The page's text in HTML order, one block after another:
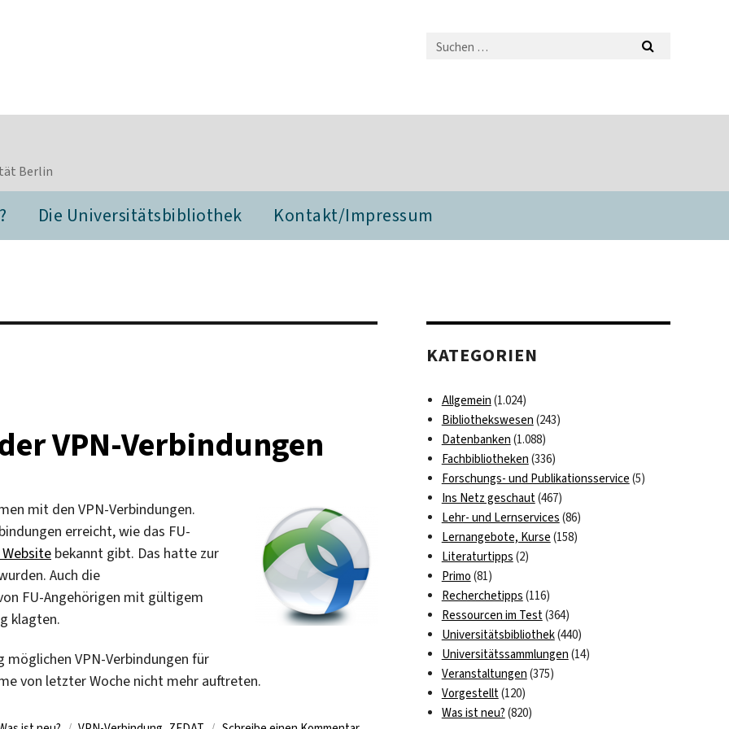
Berlin
Die Universitätsbibliothek Kontakt/Impressum
VPN-Verbindungen
mit den VPN-Verbindungen.
erreicht, wie das FU-
bekannt gibt. Das hatte zur
Auch die
FU-Angehörigen mit gültigem
klagten.
VPN-Verbindungen für
von letzter Woche nicht mehr auftreten.
KATEGORIEN
Allgemein (1.024)
Bibliothekswesen (243)
Datenbanken (1.088)
Fachbibliotheken (336)
Forschungs- und Publikationsservice (5)
Ins Netz geschaut(467)
Lehr- und Lernservices (86)
Lernangebote, Kurse (158)
Literaturtipps (2)
Primo (81)
Recherchetipps (116)
Ressourcen im Test(364)
Universitätsbibliothek(440)
Universitätssammlungen (14)
Veranstaltungen (375)
Vorgestellt(120)
Was ist neu? (820)